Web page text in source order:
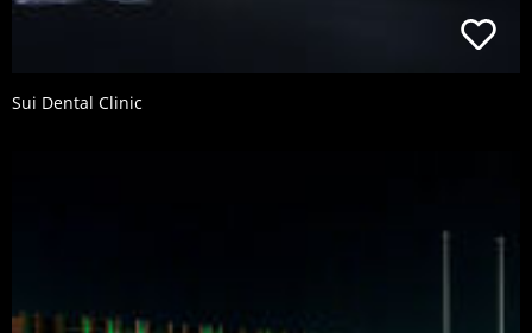
Sui Dental Clinic